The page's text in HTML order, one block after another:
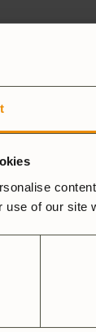
use of our site